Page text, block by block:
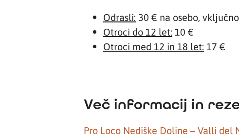
Odrasli: 30 € na osebo,
Otroci do 12 let: 10 €
Otroci med 12 in 18 let: 17 €
Več informacij in
Pro Loco Nediške Doline – Valli del